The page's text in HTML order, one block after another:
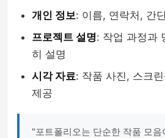
개인 정보: 이름, 연락처, 간
프로젝트 설명: 작업 과정과
히 설명
시각 자료: 작품 사진, 스크
제공
"포트폴리오는 단순한 작품 모